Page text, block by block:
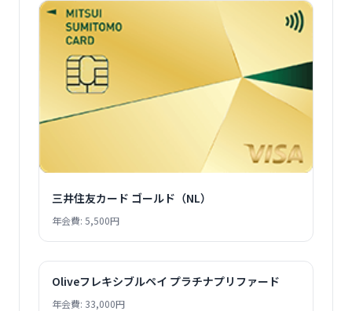
三井住友カード ゴールド（NL）
年会費: 5,500円
Oliveフレキシブルペイ プラチナプリファード
年会費: 33,000円